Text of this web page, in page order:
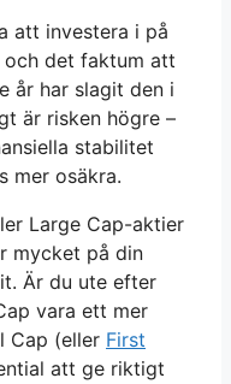
att investera i på
det faktum att
år har slagit den i
är risken högre –
stabilitet
mer osäkra.
Large Cap-aktier
mycket på din
Är du ute efter
vara ett mer
Cap (eller First
att ge riktigt